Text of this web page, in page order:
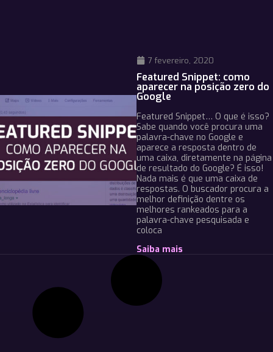
7 fevereiro, 2020
Featured Snippet: como
aparecer na posição zero do
Google
Featured Snippet… O que é isso?
Sabe quando você procura uma
palavra-chave no Google e
aparece a resposta dentro de
uma caixa, diretamente na página
de resultado do Google? É isso!
Nada mais é que uma caixa de
respostas. O buscador procura a
melhor definição dentre os
melhores rankeados para a
palavra-chave pesquisada e
coloca
Saiba mais